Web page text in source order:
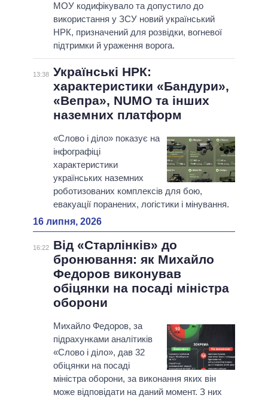
МОУ кодифікувало та допустило до
використання у ЗСУ новий український
НРК, призначений для розвідки, вогневої
підтримки й ураження ворога.
13:38 Українські НРК:
характеристики «Бандури»,
«Вепра», NUMO та інших
наземних платформ
«Слово і діло» показує на
інфографіці
характеристики
українських наземних
роботизованих комплексів для бою,
евакуації поранених, логістики і мінування.
16 липня, 2026
16:22
Від «Старлінків» до
бронювання: як Михайло
Федоров виконував
обіцянки на посаді міністра
оборони
Михайло Федоров, за
підрахунками аналітиків
«Слово і діло», дав 32
обіцянки на посаді
міністра оборони, за виконання яких він
може відповідати на даний момент. З них